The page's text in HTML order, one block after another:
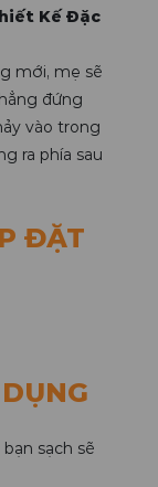
Kế Đặc
mới, mẹ sẽ
đứng
vào trong
ra phía sau
ĐẶT
sạch sẽ